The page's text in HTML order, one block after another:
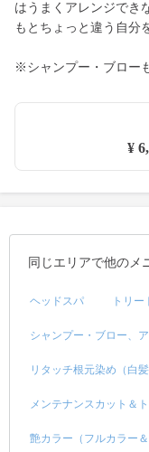
はうまくアレンジでき
もとちょっと違う自分
※シャンプー・ブロー
¥
同じエリアで他のメ
ヘッドスパ トリー
シャンプー・ブロー、
リタッチ根元染め（白髪
メンテナンスカット＆
艶カラー（フルカラー